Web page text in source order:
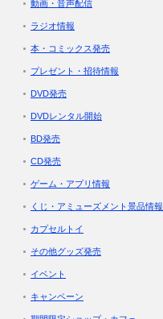
動画・音声配信
ラジオ情報
本・コミックス発売
プレゼント・招待情報
DVD発売
DVDレンタル開始
BD発売
CD発売
ゲーム・アプリ情報
くじ・アミューズメント景品情報
カプセルトイ
その他グッズ発売
イベント
キャンペーン